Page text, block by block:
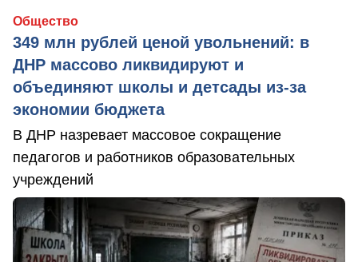
Общество
349 млн рублей ценой увольнений: в
ДНР массово ликвидируют и
объединяют школы и детсады из-за
экономии бюджета
В ДНР назревает массовое сокращение
педагогов и работников образовательных
учреждений